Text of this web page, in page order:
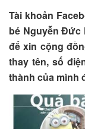
Tài khoản
bé Nguyễn Đức
để xin cộng
thay tên, số
thành của mình